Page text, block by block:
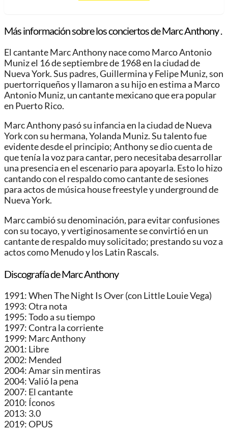
Más información sobre los conciertos de Marc Anthony .
El cantante Marc Anthony nace como Marco Antonio
Muniz el 16 de septiembre de 1968 en la ciudad de
Nueva York. Sus padres, Guillermina y Felipe Muniz, son
puertorriqueños y llamaron a su hijo en estima a Marco
Antonio Muniz, un cantante mexicano que era popular
en Puerto Rico.
Marc Anthony pasó su infancia en la ciudad de Nueva
York con su hermana, Yolanda Muniz. Su talento fue
evidente desde el principio; Anthony se dio cuenta de
que tenía la voz para cantar, pero necesitaba desarrollar
una presencia en el escenario para apoyarla. Esto lo hizo
cantando con el respaldo como cantante de sesiones
para actos de música house freestyle y underground de
Nueva York.
Marc cambió su denominación, para evitar confusiones
con su tocayo, y vertiginosamente se convirtió en un
cantante de respaldo muy solicitado; prestando su voz a
actos como Menudo y los Latin Rascals.
Discografía de Marc Anthony
1991: When The Night Is Over (con Little Louie Vega)
1993: Otra nota
1995: Todo a su tiempo
1997: Contra la corriente
1999: Marc Anthony
2001: Libre
2002: Mended
2004: Amar sin mentiras
2004: Valió la pena
2007: El cantante
2010: Íconos
2013: 3.0
2019: OPUS